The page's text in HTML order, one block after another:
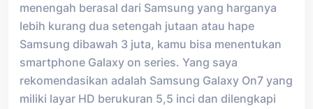
menengah berasal dari Samsung yang harganya
lebih kurang dua setengah jutaan atau hape
Samsung dibawah 3 juta, kamu bisa menentukan
smartphone Galaxy on series. Yang saya
rekomendasikan adalah Samsung Galaxy On7 yang
miliki layar HD berukuran 5,5 inci dan dilengkapi